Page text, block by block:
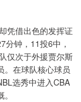
凭借出色的发挥证
分钟，11投6中，
仅次于外援贾尔斯
。在球队核心球员
选秀中进入CBA